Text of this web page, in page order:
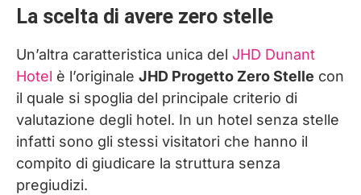
La scelta di avere zero stelle
Un’altra caratteristica unica del JHD Dunant
Hotel è l’originale JHD Progetto Zero Stelle con
il quale si spoglia del principale criterio di
valutazione degli hotel. In un hotel senza stelle
infatti sono gli stessi visitatori che hanno il
compito di giudicare la struttura senza
pregiudizi.